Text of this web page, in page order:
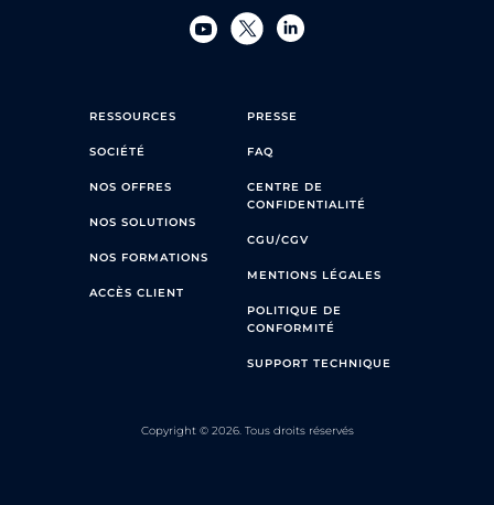
RESSOURCES
SOCIÉTÉ
NOS OFFRES
NOS SOLUTIONS
NOS FORMATIONS
ACCÈS CLIENT
PRESSE
FAQ
CENTRE DE
CONFIDENTIALITÉ
CGU/CGV
MENTIONS LÉGALES
POLITIQUE DE
CONFORMITÉ
SUPPORT TECHNIQUE
Copyright © 2026. Tous droits réservés